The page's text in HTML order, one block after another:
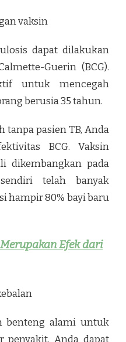
vaksin
dapat dilakukan
Guerin (BCG).
untuk mencegah
berusia 35 tahun.
tanpa pasien TB, Anda
BCG. Vaksin
dikembangkan pada
telah banyak
hampir 80% bayi baru
Efek dari
benteng alami untuk